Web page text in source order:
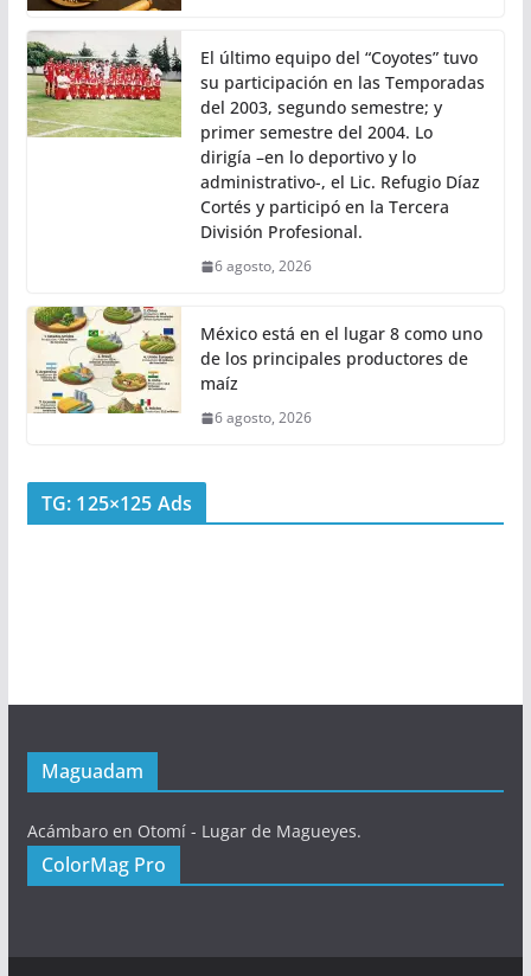
El último equipo del “Coyotes” tuvo
su participación en las Temporadas
del 2003, segundo semestre; y
primer semestre del 2004. Lo
dirigía –en lo deportivo y lo
administrativo-, el Lic. Refugio Díaz
Cortés y participó en la Tercera
División Profesional.
6 agosto, 2026
México está en el lugar 8 como uno
de los principales productores de
maíz
6 agosto, 2026
TG: 125×125 Ads
Maguadam
Acámbaro en Otomí - Lugar de Magueyes.
ColorMag Pro